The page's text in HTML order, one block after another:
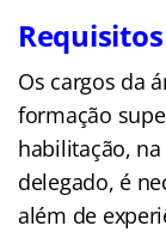
Os cargos da
formação
habilitação,
delegado, é
além de